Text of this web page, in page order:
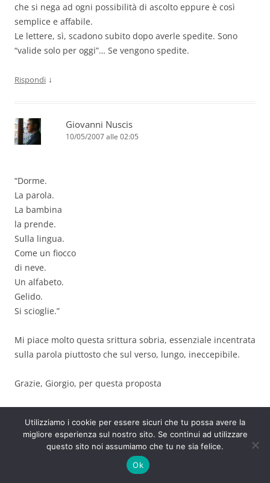
che si nega ad ogni possibilità di ascolto eppure è così
semplice e affabile.
Le lettere, sì, scadono subito dopo averle spedite. Sono
“valide solo per oggi”… Se vengono spedite.
Rispondi ↓
Giovanni Nuscis
10/05/2007 alle 02:05
“Dorme.
La parola.
La bambina
la prende.
Sulla lingua.
Come un fiocco
di neve.
Un alfabeto.
Gelido.
Si scioglie.”
Mi piace molto questa srittura sobria, essenziale incentrata
sulla parola piuttosto che sul verso, lungo, ineccepibile.
Grazie, Giorgio, per questa proposta
Rispondi
Utilizziamo i cookie per essere sicuri che tu possa avere la
migliore esperienza sul nostro sito. Se continui ad utilizzare
questo sito noi assumiamo che tu ne sia felice.
Ok